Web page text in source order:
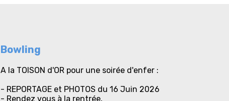
Bowling
A la TOISON d'OR pour une soirée d'enfer :
- REPORTAGE et PHOTOS du 16 Juin 2026
- Rendez vous à la rentrée.